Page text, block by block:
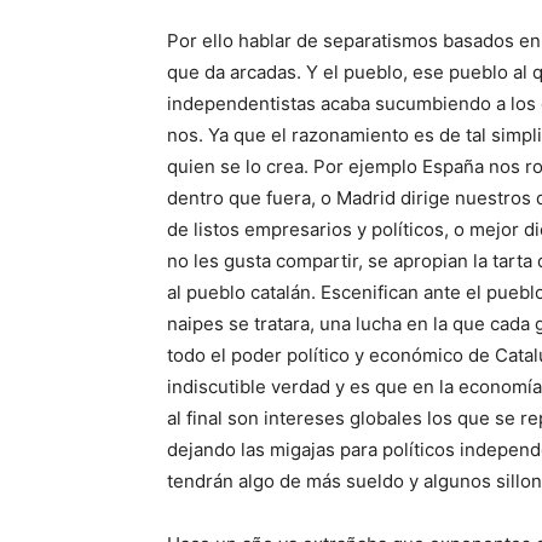
Por ello hablar de separatismos basados
que da arcadas. Y el pueblo, ese pueblo al
independentistas acaba sucumbiendo a los
nos. Ya que el razonamiento es de tal
quien se lo crea. Por ejemplo España nos
dentro que fuera, o Madrid dirige nuestros
de listos empresarios y políticos, o mejor
no les gusta compartir, se apropian la
al pueblo catalán. Escenifican ante el
naipes se tratara, una lucha en la que
todo el poder político y económico de
indiscutible verdad y es que en la
al final son intereses globales los que se
dejando las migajas para políticos
tendrán algo de más sueldo y algunos